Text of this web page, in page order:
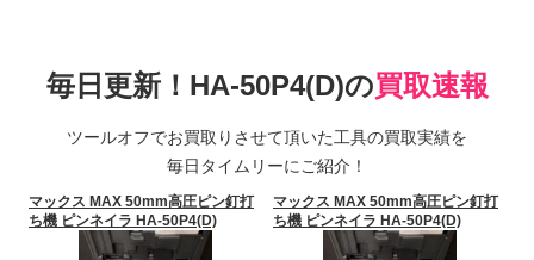
毎日更新！HA-50P4(D)の買取速報
ツールオフでお買取りさせて頂いた工具の買取実績を
毎日タイムリーにご紹介！
マックス MAX 50mm高圧ピン釘打
ち機 ピンネイラ HA-50P4(D)
マックス MAX 50mm高圧ピン釘打
ち機 ピンネイラ HA-50P4(D)